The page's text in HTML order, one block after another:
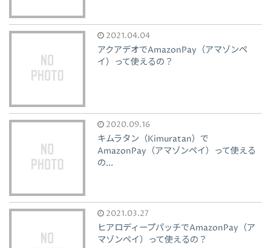
2021.04.04
アクアデオでAmazonPay（アマゾンペ
イ）って使えるの？
2020.09.16
キムラタン（Kimuratan）で
AmazonPay（アマゾンペイ）って使える
の...
2021.03.27
ヒアロディープパッチでAmazonPay（ア
マゾンペイ）って使えるの？